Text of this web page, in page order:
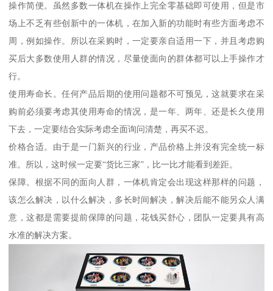
操作简便。虽然多数一体机在操作上完全零基础即可使用，但是市
场上不乏有些创新中的一体机，在加入新的功能时有些方面考虑不
周，例如操作。所以在采购时，一定要亲自适用一下，并且考虑购
买后大多数使用人群的情况，尽量使面向的群体都可以上手操作才
行。
使用寿命长。任何产品后期的使用问题都不可预见，这就要求在采
购前必须要考虑其使用寿命的情况，是一年、两年、还是长久使用
下去，一定要结合实际考虑全面询问清楚，再买不迟。
价格合适。由于是一门新兴的行业，产品价格上并没有完全统一标
准。所以，这时候一定要“货比三家”，比一比才能看到差距。
保障。根据不同的面向人群，一体机肯定会出现这样那样的问题，
该怎么解决，以什么解决，多长时间解决，解决后能不能另众人满
意，这都是需要提前保障的问题，花钱买舒心，团队一定要具有高
水准的解决方案。